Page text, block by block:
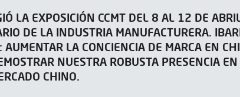
LA EXPOSICIÓN CCMT DEL 8 AL 12 DE
DE LA INDUSTRIA MANUFACTURERA.
AUMENTAR LA CONCIENCIA DE MARCA EN
NUESTRA ROBUSTA PRESENCIA EN
CHINO.